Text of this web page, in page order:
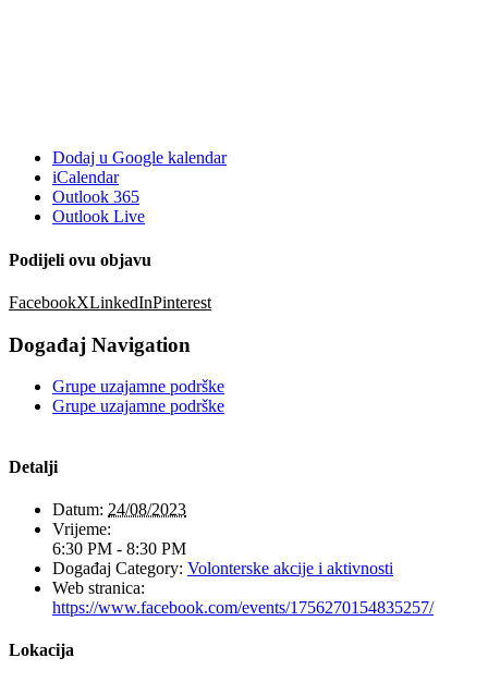
Dodaj u Google kalendar
iCalendar
Outlook 365
Outlook Live
Podijeli ovu objavu
FacebookXLinkedInPinterest
Događaj Navigation
Grupe uzajamne podrške
Grupe uzajamne podrške
Detalji
Datum: 24/08/2023
Vrijeme:
6:30 PM - 8:30 PM
Događaj Category: Volonterske akcije i aktivnosti
Web stranica:
https://www.facebook.com/events/1756270154835257/
Lokacija